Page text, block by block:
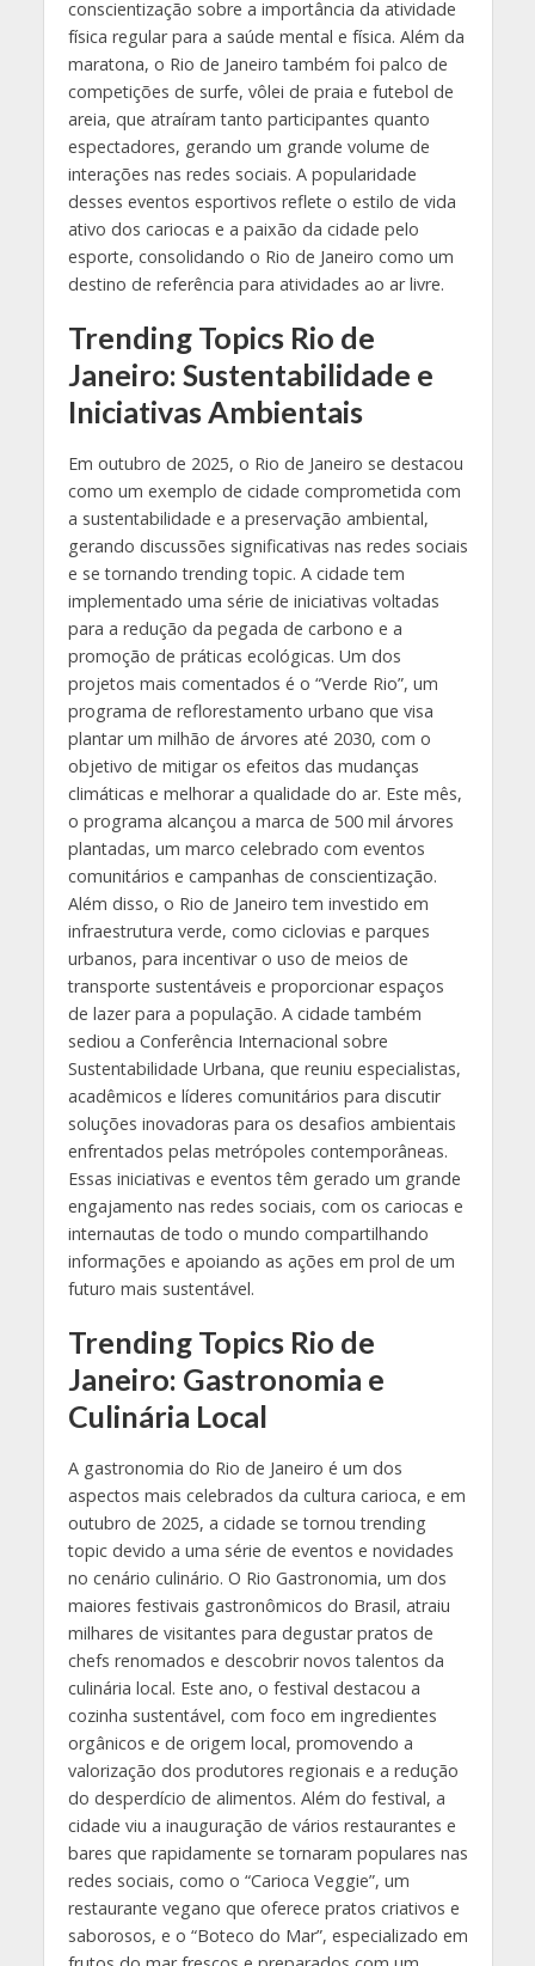
conscientização sobre a importância da atividade
física regular para a saúde mental e física. Além da
maratona, o Rio de Janeiro também foi palco de
competições de surfe, vôlei de praia e futebol de
areia, que atraíram tanto participantes quanto
espectadores, gerando um grande volume de
interações nas redes sociais. A popularidade
desses eventos esportivos reflete o estilo de vida
ativo dos cariocas e a paixão da cidade pelo
esporte, consolidando o Rio de Janeiro como um
destino de referência para atividades ao ar livre.
Trending Topics Rio de
Janeiro: Sustentabilidade e
Iniciativas Ambientais
Em outubro de 2025, o Rio de Janeiro se destacou
como um exemplo de cidade comprometida com
a sustentabilidade e a preservação ambiental,
gerando discussões significativas nas redes sociais
e se tornando trending topic. A cidade tem
implementado uma série de iniciativas voltadas
para a redução da pegada de carbono e a
promoção de práticas ecológicas. Um dos
projetos mais comentados é o “Verde Rio”, um
programa de reflorestamento urbano que visa
plantar um milhão de árvores até 2030, com o
objetivo de mitigar os efeitos das mudanças
climáticas e melhorar a qualidade do ar. Este mês,
o programa alcançou a marca de 500 mil árvores
plantadas, um marco celebrado com eventos
comunitários e campanhas de conscientização.
Além disso, o Rio de Janeiro tem investido em
infraestrutura verde, como ciclovias e parques
urbanos, para incentivar o uso de meios de
transporte sustentáveis e proporcionar espaços
de lazer para a população. A cidade também
sediou a Conferência Internacional sobre
Sustentabilidade Urbana, que reuniu especialistas,
acadêmicos e líderes comunitários para discutir
soluções inovadoras para os desafios ambientais
enfrentados pelas metrópoles contemporâneas.
Essas iniciativas e eventos têm gerado um grande
engajamento nas redes sociais, com os cariocas e
internautas de todo o mundo compartilhando
informações e apoiando as ações em prol de um
futuro mais sustentável.
Trending Topics Rio de
Janeiro: Gastronomia e
Culinária Local
A gastronomia do Rio de Janeiro é um dos
aspectos mais celebrados da cultura carioca, e em
outubro de 2025, a cidade se tornou trending
topic devido a uma série de eventos e novidades
no cenário culinário. O Rio Gastronomia, um dos
maiores festivais gastronômicos do Brasil, atraiu
milhares de visitantes para degustar pratos de
chefs renomados e descobrir novos talentos da
culinária local. Este ano, o festival destacou a
cozinha sustentável, com foco em ingredientes
orgânicos e de origem local, promovendo a
valorização dos produtores regionais e a redução
do desperdício de alimentos. Além do festival, a
cidade viu a inauguração de vários restaurantes e
bares que rapidamente se tornaram populares nas
redes sociais, como o “Carioca Veggie”, um
restaurante vegano que oferece pratos criativos e
saborosos, e o “Boteco do Mar”, especializado em